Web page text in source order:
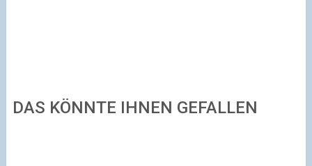
DAS KÖNNTE IHNEN GEFALLEN